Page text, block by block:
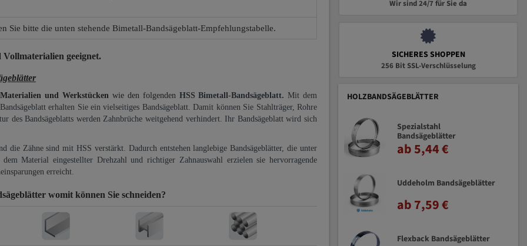
Sie bitte die unten stehende Bimetall-Bandsägeblatt-Empfehlungstabelle.
geeignet.
und Werkstücken wie den folgenden HSS Bimetall-Bandsägeblatt. Mit dem
erhalten Sie ein vielseitiges Bandsägeblatt. Damit können Sie Stahlträger, Rohre
des Bandsägeblatts werden Zahnbrüche weitgehend verhindert. Ihr Bandsägeblatt wird sich
die Zähne sind mit HSS verstärkt. Dadurch entstehen langlebige Bandsägeblätter, die unter
Material eingestellter Drehzahl und richtiger Zahnauswahl erzielen sie hervorragende
erreicht.
womit können Sie schneiden?
Wir sind 24/7 für Sie da
SICHERES SHOPPEN
256 Bit SSL-Verschlüsselung
HOLZBANDSÄGEBLÄTTER
Spezialstahl
Bandsägeblätter
ab 5,44 €
Uddeholm Bandsägeblätter
ab 7,59 €
Flexback Bandsägeblätter